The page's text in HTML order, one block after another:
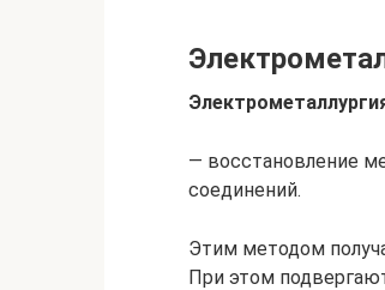
— восстановление
соединений.
Этим методом
При этом